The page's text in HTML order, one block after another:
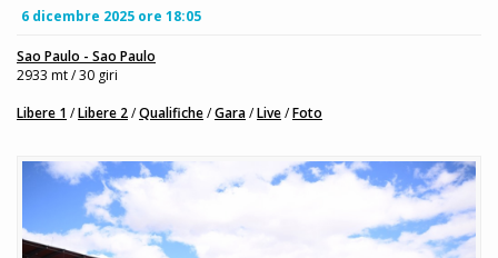
6 dicembre 2025 ore 18:05
Sao Paulo - Sao Paulo
2933 mt / 30 giri
Libere 1 /Libere 2/Qualifiche/Gara/Live/Foto